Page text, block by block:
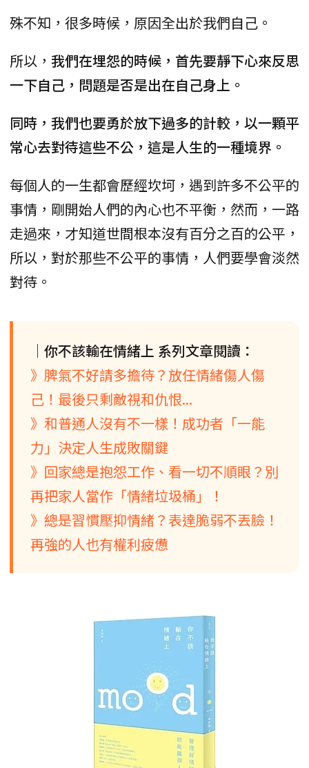
殊不知，很多時候，原因全出於我們自己。
所以， 我們在埋怨的時候，首先要靜下心來反思
一下自己，問題是否是出在自己身上。
同時，我們也要勇於放下過多的計較，以一顆平
常心去對待這些不公，這是人生的一種境界。
每個人的一生都會歷經坎坷，遇到許多不公平的
事情，剛開始人們的內心也不平衡，然而，一路
走過來，才知道世間根本沒有百分之百的公平，
所以，對於那些不公平的事情，人們要學會淡然
對待。
│你不該輸在情緒上 系列文章閱讀：
》脾氣不好請多擔待？放任情緒傷人傷
己！最後只剩敵視和仇恨...
》和普通人沒有不一樣！成功者「一能
力」決定人生成敗關鍵
》回家總是抱怨工作、看一切不順眼？別
再把家人當作「情緒垃圾桶」！
》總是習慣壓抑情緒？表達脆弱不丟臉！
再強的人也有權利疲憊